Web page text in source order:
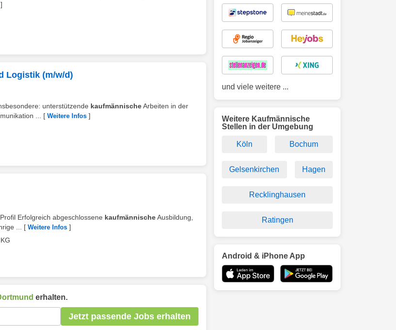
]
Logistik (m/w/d)
unterstützende kaufmännischeArbeiten in der
...
[ Weitere Infos ]
Erfolgreich abgeschlossene kaufmännischeAusbildung,
...
[ Weitere Infos ]
erhalten.
Jetzt passende Jobs erhalten
und viele weitere ...
Weitere Kaufmännische
Stellen in der Umgebung
Köln Bochum
Gelsenkirchen Hagen
Recklinghausen
Ratingen
Android & iPhone App